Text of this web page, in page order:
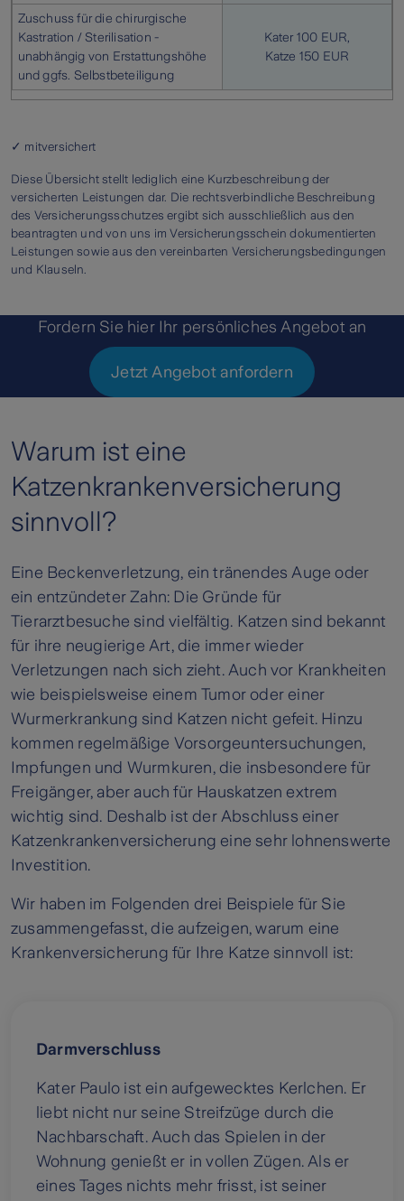
Zuschuss für die chirurgische
Kastration / Sterilisation -
unabhängig von Erstattungshöhe
und ggfs. Selbstbeteiligung
Kater 100 EUR,
Katze 150 EUR
✓ mitversichert
Diese Übersicht stellt lediglich eine Kurzbeschreibung der
versicherten Leistungen dar. Die rechtsverbindliche Beschreibung
des Versicherungsschutzes ergibt sich ausschließlich aus den
beantragten und von uns im Versicherungsschein dokumentierten
Leistungen sowie aus den vereinbarten Versicherungsbedingungen
und Klauseln.
Fordern Sie hier Ihr persönliches Angebot an
Jetzt Angebot anfordern
Warum ist eine
Katzenkrankenversicherung
sinnvoll?
Eine Beckenverletzung, ein tränendes Auge oder
ein entzündeter Zahn: Die Gründe für
Tierarztbesuche sind vielfältig. Katzen sind bekannt
für ihre neugierige Art, die immer wieder
Verletzungen nach sich zieht. Auch vor Krankheiten
wie beispielsweise einem Tumor oder einer
Wurmerkrankung sind Katzen nicht gefeit. Hinzu
kommen regelmäßige Vorsorgeuntersuchungen,
Impfungen und Wurmkuren, die insbesondere für
Freigänger, aber auch für Hauskatzen extrem
wichtig sind. Deshalb ist der Abschluss einer
Katzenkrankenversicherung eine sehr lohnenswerte
Investition.
Wir haben im Folgenden drei Beispiele für Sie
zusammengefasst, die aufzeigen, warum eine
Krankenversicherung für Ihre Katze sinnvoll ist:
Darmverschluss
Kater Paulo ist ein aufgewecktes Kerlchen. Er
liebt nicht nur seine Streifzüge durch die
Nachbarschaft. Auch das Spielen in der
Wohnung genießt er in vollen Zügen. Als er
eines Tages nichts mehr frisst, ist seiner